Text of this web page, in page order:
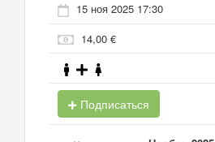
15 ноя 2025 17:30
14,00 €
Подписаться